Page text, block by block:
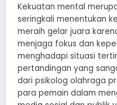
Kekuatan mental
seringkali menentukan
meraih gelar juara
menjaga fokus dan
menghadapi situasi
pertandingan yang
dari psikolog olahraga
para pemain dalam